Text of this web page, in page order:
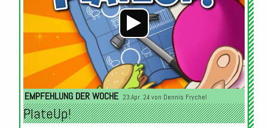
EMPFEHLUNG DER WOCHE 23.Apr. 24 von Dennis Frychel
PlateUp!